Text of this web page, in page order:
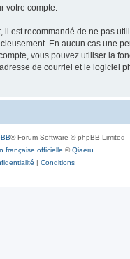
votre compte.
est recommandé de ne pas
En aucun cas une
vous pouvez utiliser la
de courriel et le logiciel
® Forum Software © phpBB Limited
française officielle ©Qiaeru
| Conditions